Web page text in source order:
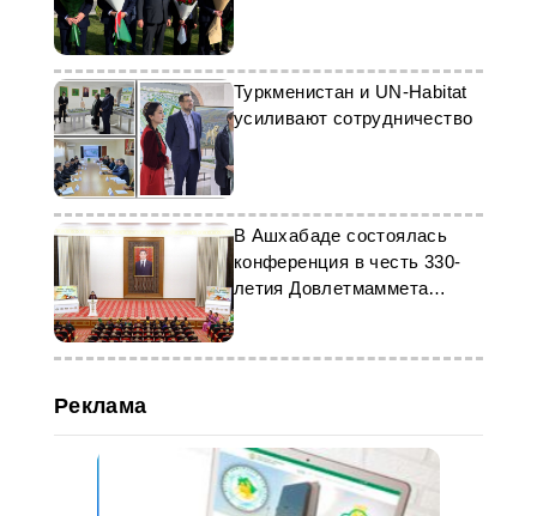
Туркменистан и UN-Habitat
усиливают сотрудничество
В Ашхабаде состоялась
конференция в честь 330-
летия Довлетмаммета
Азади
Реклама